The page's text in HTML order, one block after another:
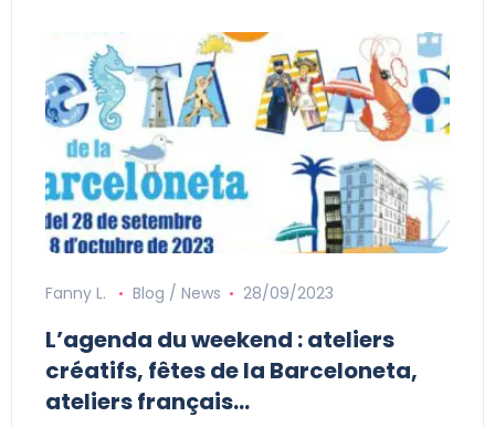
Fanny L. Blog / News 28/09/2023
L’agenda du weekend : ateliers
créatifs, fêtes de la Barceloneta,
ateliers français…